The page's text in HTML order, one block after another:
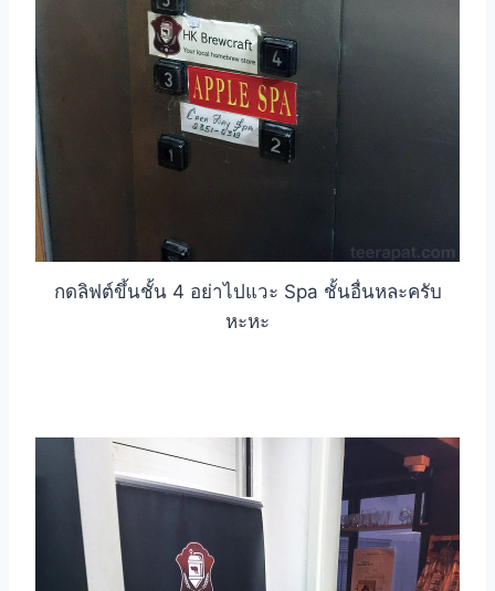
กดลิฟต์ขึ้นชั้น 4 อย่าไปแวะ Spa ชั้นอื่นหละครับ
หะหะ